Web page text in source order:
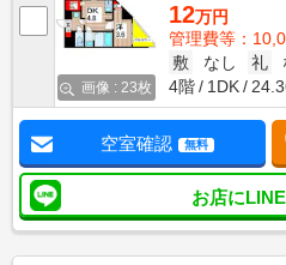
画像 : 23枚
12万円
管理費等：
敷
なし 礼
4階
1DK
空室確認 無料
お店に